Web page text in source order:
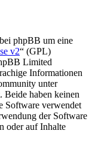
phpBB um eine
v2“ (GPL)
Limited
Informationen
unter
Beide haben keinen
Software verwendet
der Software
oder auf Inhalte